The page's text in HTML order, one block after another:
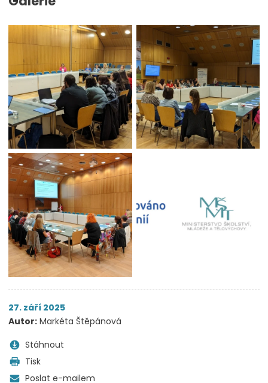
27. září 2025
Autor: Markéta Štěpánová
Stáhnout
Tisk
Poslat e-mailem